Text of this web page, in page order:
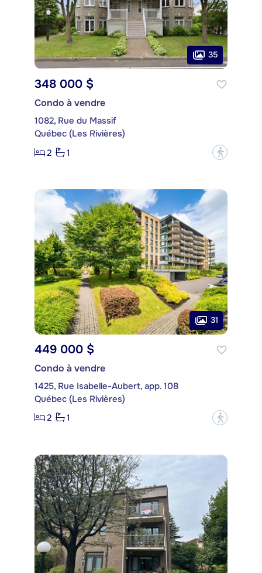
35
348 000 $
Condo à vendre
1082, Rue du Massif
Québec (Les Rivières)
2
1 ?
31
449 000 $
Condo à vendre
1425, Rue Isabelle-Aubert, app. 108
Québec (Les Rivières)
2
1 ?